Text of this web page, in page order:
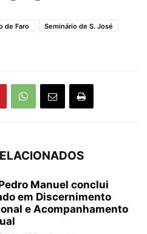
de Faro
Seminário de S. José
Manuel conclui
em Discernimento
e Acompanhamento